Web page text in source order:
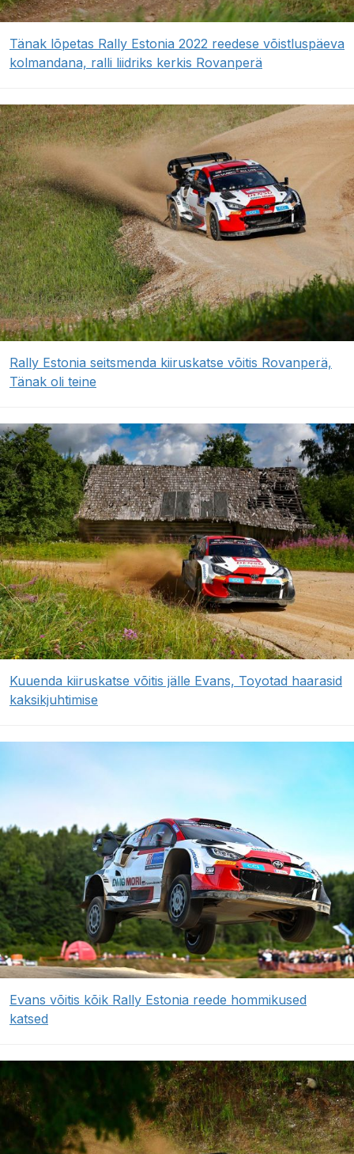
Tänak lõpetas Rally Estonia 2022 reedese võistluspäeva
kolmandana, ralli liidriks kerkis Rovanperä
Rally Estonia seitsmenda kiiruskatse võitis Rovanperä,
Tänak oli teine
Kuuenda kiiruskatse võitis jälle Evans, Toyotad haarasid
kaksikjuhtimise
Evans võitis kõik Rally Estonia reede hommikused
katsed